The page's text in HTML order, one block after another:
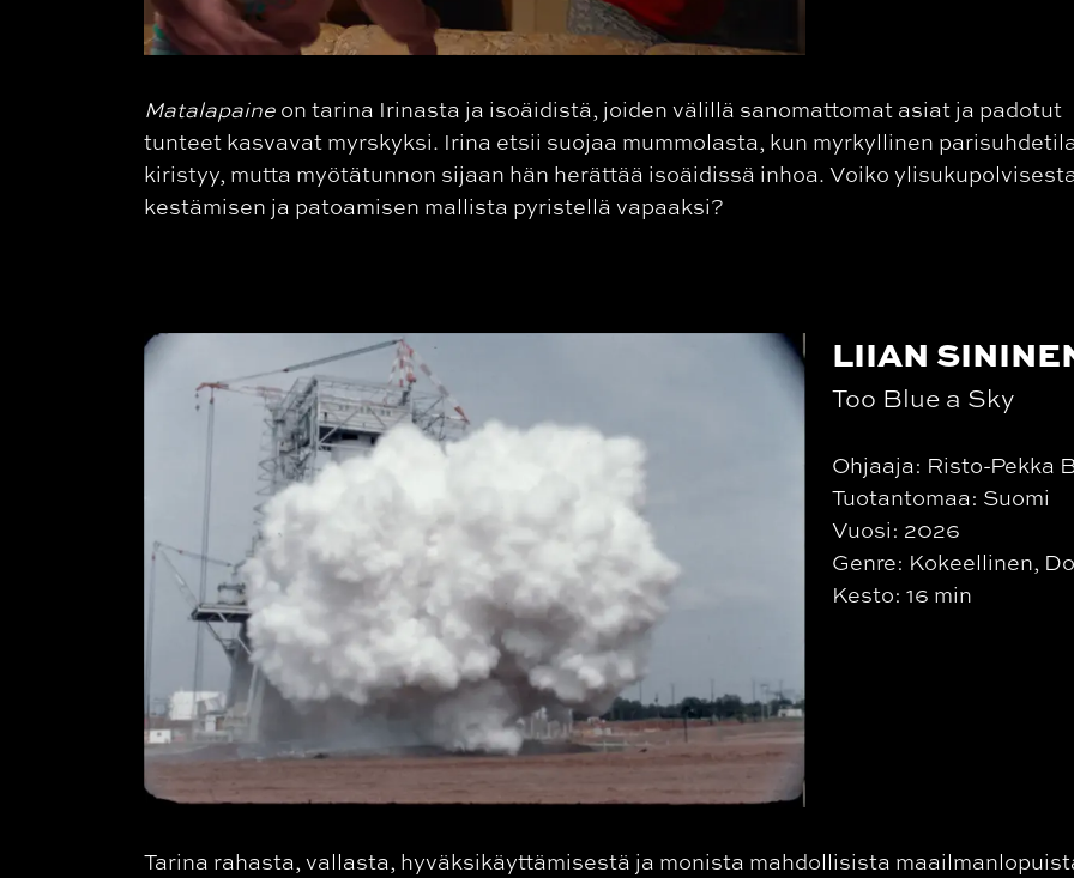
Matalapaine on tarina Irinasta ja isoäidistä, joiden välillä sanomattomat asiat ja padotut
tunteet kasvavat myrskyksi. Irina etsii suojaa mummolasta, kun myrkyllinen
kiristyy, mutta myötätunnon sijaan hän herättää isoäidissä inhoa. Voiko ylisukupolvisesta
kestämisen ja patoamisen mallista pyristellä vapaaksi?
LIIAN
Too Blue a Sky
Ohjaaja: Risto-Pekka
Tuotantomaa: Suomi
Vuosi: 2026
Genre: Kokeellinen,
Kesto: 16 min
Tarina rahasta, vallasta, hyväksikäyttämisestä ja monista mahdollisista